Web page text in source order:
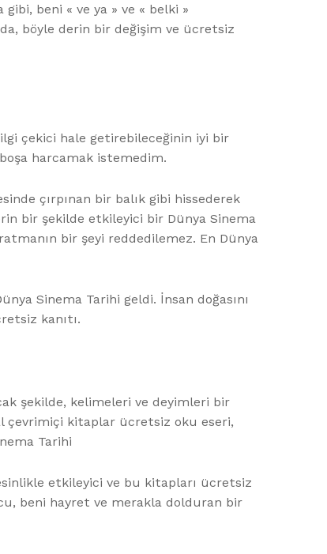
beni « ve ya » ve « belki »
böyle derin bir değişim ve ücretsiz
ilgi çekici hale getirebileceğinin iyi bir
boşa harcamak istemedim.
çırpınan bir balık gibi hissederek
bir şekilde etkileyici bir Dünya Sinema
bir şeyi reddedilemez. En Dünya
Sinema Tarihi geldi. İnsan doğasını
kanıtı.
şekilde, kelimeleri ve deyimleri bir
çevrimiçi kitaplar ücretsiz oku eseri,
Tarihi
etkileyici ve bu kitapları ücretsiz
beni hayret ve merakla dolduran bir